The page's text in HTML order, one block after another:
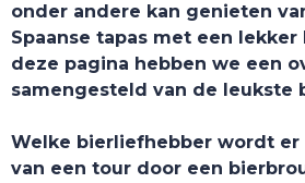
onder andere kan genieten
Spaanse tapas met een
deze pagina hebben we een
samengesteld van de leukste
Welke bierliefhebber wordt
van een tour door een